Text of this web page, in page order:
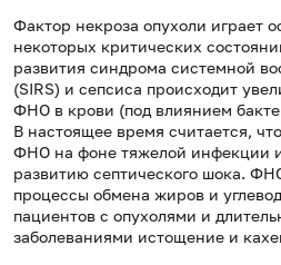
Фактор некроза опухоли играет
некоторых критических
развития синдрома системной
(SIRS) и сепсиса происходит
ФНО в крови (под влиянием
В настоящее время считается,
ФНО на фоне тяжелой инфекции
развитию септического шока.
процессы обмена жиров и
пациентов с опухолями и
заболеваниями истощение и